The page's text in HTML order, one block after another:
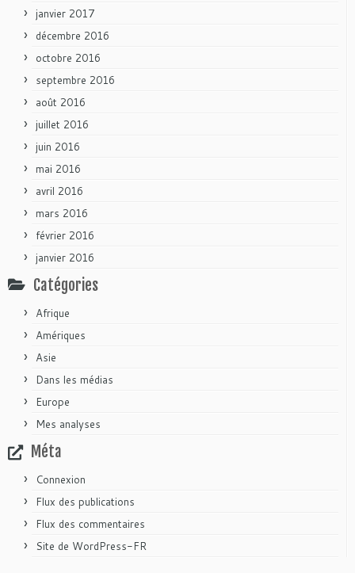
janvier 2017
décembre 2016
octobre 2016
septembre 2016
août 2016
juillet 2016
juin 2016
mai 2016
avril 2016
mars 2016
février 2016
janvier 2016
Catégories
Afrique
Amériques
Asie
Dans les médias
Europe
Mes analyses
Méta
Connexion
Flux des publications
Flux des commentaires
Site de WordPress-FR